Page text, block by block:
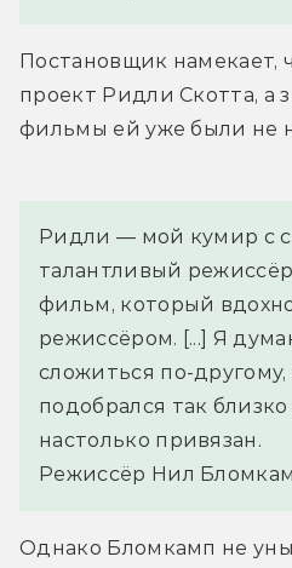
Постановщик намекает,
проект Ридли Скотта, а
фильмы ей уже были не
Ридли — мой кумир с
талантливый
фильм, который
режиссёром. [...] Я
сложиться по-
подобрался так
настолько привязан.
Режиссёр Нил
Однако Бломкамп не